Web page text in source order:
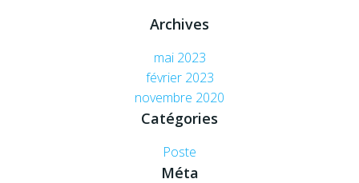
Archives
mai 2023
février 2023
novembre 2020
Catégories
Poste
Méta